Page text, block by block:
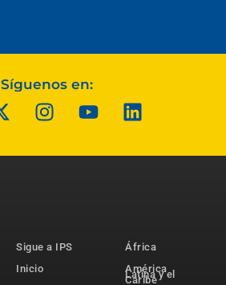
Síguenos en:
Sigue a IPS
Inicio
África
América
Latina y el
Caribe